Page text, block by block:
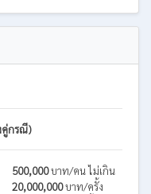
คู่กรณี)
500,000บาท/คน ไม่เกิน
20,000,000บาท/ครั้ง